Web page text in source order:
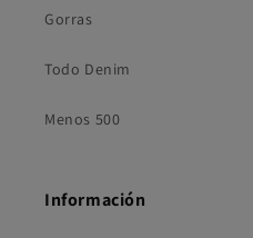
Gorras
Todo Denim
Menos 500
Información